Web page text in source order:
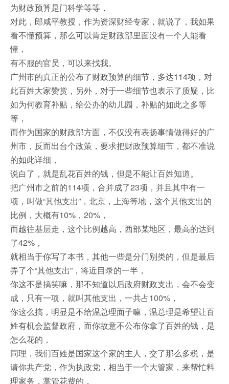
为财政预算是门科学等等，
对此，郎咸平教授，作为资深财经专家，就说了，我如果
看不懂预算，那么可以肯定财政部里面没有一个人能看
懂，
有不服的官员，可以来找我。
广州市的真正的公布了财政预算的细节，多达114项，对
此百姓大家赞赏，另外，对于一些细节也表示了质疑，比
如为何教育补贴，给公办的幼儿园，补贴的如此之多等
等，
而作为国家的财政部方面，不仅没有表扬事情做得好的广
州市，反而出台个政策，要求把财政预算细节，都不准说
的如此详细，
说白了，就是乱花百姓的钱，但是不能让百姓知道。
把广州市之前的114项，合并成了23项，并且其中有一
项，叫做“其他支出”，北京，上海等地，这个其他支出的
比例，大概有10%，20%，
而越往基层走，这个比例越高，西部某地区，最高的达到
了42%，
就相当于你写了本书，其他一些是分门别类的，但是最后
弄了个“其他支出”，将近目录的一半，
你这不是搞笑嘛，那不知道以后政府财政支出，会不会变
成，只有一项，就叫其他支出，一共占100%，
你这么搞，明显是不给温总理面子嘛，温总理是希望让百
姓有机会监督政府，而你故意不公布你拿了百姓的钱，是
怎么花的，
同理，我们百姓是国家这个家的主人，交了那么多税，是
请你共产党，作为执政党，相当于一个大管家，来帮忙料
理家务，掌管花费的，